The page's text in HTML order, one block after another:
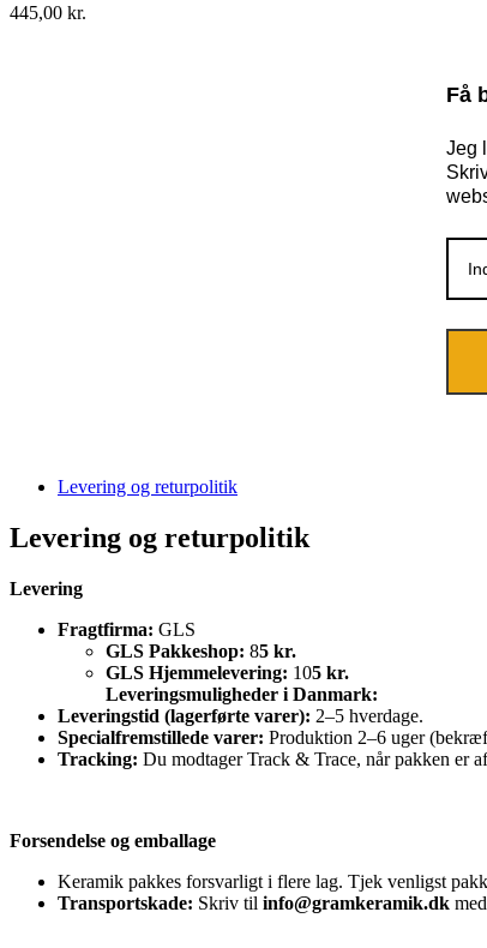
445,00 kr.
Få
Jeg
Levering og returpolitik
Levering og returpolitik
Levering
Fragtfirma: GLS
GLS Pakkeshop: 85 kr.
GLS Hjemmelevering: 105 kr.
Leveringsmuligheder i Danmark:
Leveringstid (lagerførte varer): 2–5 hverdage.
Specialfremstillede varer: Produktion 2–6 uger
Tracking: Du modtager Track & Trace, når pakken er
Forsendelse og emballage
Keramik pakkes forsvarligt i flere lag. Tjek venligst
Transportskade: Skriv til info@gramkeramik.dk